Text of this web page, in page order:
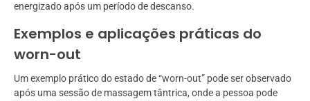
energizado após um período de descanso.
Exemplos e aplicações práticas do
worn-out
Um exemplo prático do estado de “worn-out” pode ser observado
após uma sessão de massagem tântrica, onde a pessoa pode